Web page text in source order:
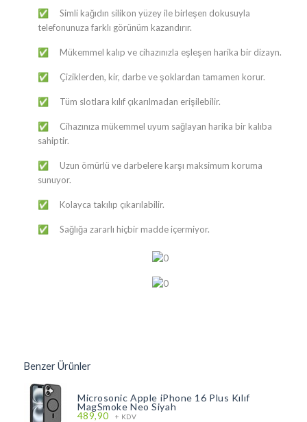
✅ Simli kağıdın silikon yüzey ile birleşen dokusuyla
telefonunuza farklı görünüm kazandırır.
✅ Mükemmel kalıp ve cihazınızla eşleşen harika bir dizayn.
✅ Çiziklerden, kir, darbe ve şoklardan tamamen korur.
✅ Tüm slotlara kılıf çıkarılmadan erişilebilir.
✅ Cihazınıza mükemmel uyum sağlayan harika bir kalıba
sahiptir.
✅ Uzun ömürlü ve darbelere karşı maksimum koruma
sunuyor.
✅ Kolayca takılıp çıkarılabilir.
✅ Sağlığa zararlı hiçbir madde içermiyor.
Benzer Ürünler
Microsonic Apple iPhone 16 Plus Kılıf
MagSmoke Neo Siyah
489,90 + KDV